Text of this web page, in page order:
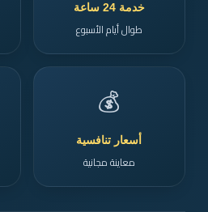
خدمة 24 ساعة
طوال أيام الأسبوع
💰
أسعار تنافسية
معاينة مجانية